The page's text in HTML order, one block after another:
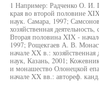
1 Например: Радченко О. И.
края во второй половине
наук. Самара, 1997;
хозяйственная
Вторая половина XIX -
1997; Рощекгаев А. В.
начале XX в.: хозяйственная
наук, Казань, 2001;
и монашество Олонецкой
начале XX вв.: автореф.